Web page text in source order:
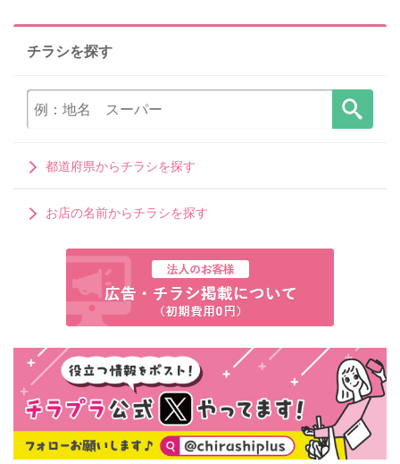
チラシを探す
都道府県からチラシを探す
お店の名前からチラシを探す